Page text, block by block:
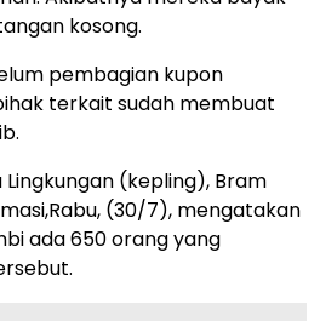
kosong.
pembagian kupon
terkait sudah membuat
(kepling), Bram
(30/7), mengatakan
ada 650 orang yang